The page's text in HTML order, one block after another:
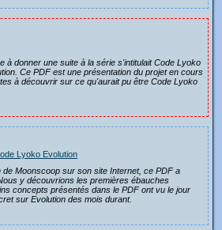
à donner une suite à la série s'intitulait Code Lyoko
Ce PDF est une présentation du projet en cours
à découvrir sur ce qu'aurait pu être Code Lyoko
Lyoko Evolution
Moonscoop sur son site Internet, ce PDF a
y découvrions les premières ébauches
concepts présentés dans le PDF ont vu le jour
sur Evolution des mois durant.